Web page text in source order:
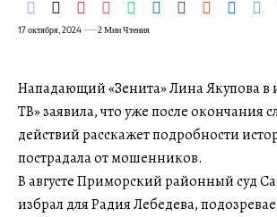
17 октября, 2024 2 Мин Чтения
Нападающий «Зенита» Лина Якупова в
ТВ» заявила, что уже после окончания
действий расскажет подробности
пострадала от мошенников.
В августе Приморский районный суд
избрал для Радия Лебедева,